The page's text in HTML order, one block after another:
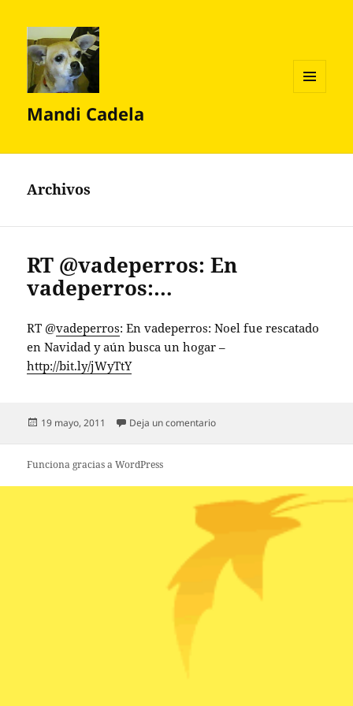
Mandi Cadela
Archivos
RT @vadeperros: En
vadeperros:…
RT @vadeperros: En vadeperros: Noel fue rescatado
en Navidad y aún busca un hogar –
http://bit.ly/jWyTtY
Publicado
19 mayo, 2011 Deja un comentarioen RT @vadeperros: En
Funciona gracias a WordPress